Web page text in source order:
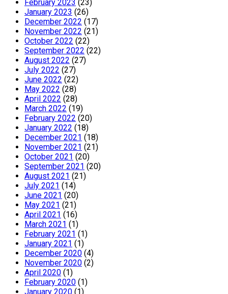
February 2023 (23)
January 2023 (26)
December 2022 (17)
November 2022 (21)
October 2022 (22)
September 2022 (22)
August 2022 (27)
July 2022 (27)
June 2022 (22)
May 2022 (28)
April 2022 (28)
March 2022 (19)
February 2022 (20)
January 2022 (18)
December 2021 (18)
November 2021 (21)
October 2021 (20)
September 2021 (20)
August 2021 (21)
July 2021 (14)
June 2021 (20)
May 2021 (21)
April 2021 (16)
March 2021 (1)
February 2021 (1)
January 2021 (1)
December 2020 (4)
November 2020 (2)
April 2020 (1)
February 2020 (1)
January 2020 (1)